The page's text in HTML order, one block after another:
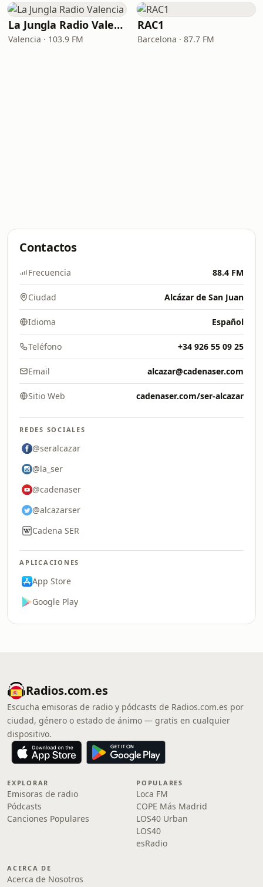
La Jungla Radio Valencia
Valencia · 103.9 FM
RAC1
Barcelona · 87.7 FM
Contactos
Frecuencia 88.4 FM
Ciudad Alcázar de San Juan
Idioma Español
Teléfono +34 926 55 09 25
Email alcazar@cadenaser.com
Sitio Web cadenaser.com/ser-alcazar
REDES SOCIALES
@seralcazar
@la_ser
@cadenaser
@alcazarser
Cadena SER
APLICACIONES
App Store
Google Play
Radios.com.es
Escucha emisoras de radio y pódcasts de Radios.com.es por
ciudad, género o estado de ánimo — gratis en cualquier
dispositivo.
EXPLORAR
Emisoras de radio
Pódcasts
Canciones Populares
POPULARES
Loca FM
COPE Más Madrid
LOS40 Urban
LOS40
esRadio
ACERCA DE
Acerca de Nosotros